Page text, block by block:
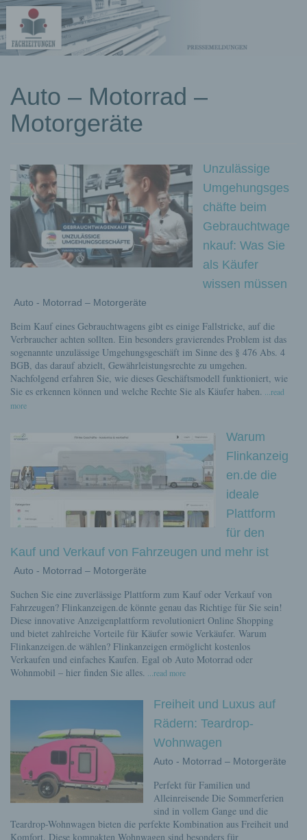
Pressemeldungen
Auto – Motorrad –
Motorgeräte
Unzulässige
Umgehungsges
chäfte beim
Gebrauchtwage
nkauf: Was Sie
als Käufer
wissen müssen
Auto - Motorrad – Motorgeräte
Beim Kauf eines Gebrauchtwagens gibt es einige Fallstricke, auf die
Verbraucher achten sollten. Ein besonders gravierendes Problem ist das
sogenannte unzulässige Umgehungsgeschäft im Sinne des § 476 Abs. 4
BGB, das darauf abzielt, Gewährleistungsrechte zu umgehen.
Nachfolgend erfahren Sie, wie dieses Geschäftsmodell funktioniert, wie
Sie es erkennen können und welche Rechte Sie als Käufer haben. ...read
more
Warum
Flinkanzeig
en.de die
ideale
Plattform
für den
Kauf und Verkauf von Fahrzeugen und mehr ist
Auto - Motorrad – Motorgeräte
Suchen Sie eine zuverlässige Plattform zum Kauf oder Verkauf von
Fahrzeugen? Flinkanzeigen.de könnte genau das Richtige für Sie sein!
Diese innovative Anzeigenplattform revolutioniert Online Shopping
und bietet zahlreiche Vorteile für Käufer sowie Verkäufer. Warum
Flinkanzeigen.de wählen? Flinkanzeigen ermöglicht kostenlos
Verkaufen und einfaches Kaufen. Egal ob Auto Motorrad oder
Wohnmobil – hier finden Sie alles. ...read more
Freiheit und Luxus auf
Rädern: Teardrop-
Wohnwagen
Auto - Motorrad – Motorgeräte
Perfekt für Familien und
Alleinreisende Die Sommerferien
sind in vollem Gange und die
Teardrop-Wohnwagen bieten die perfekte Kombination aus Freiheit und
Komfort. Diese kompakten Wohnwagen sind besonders für